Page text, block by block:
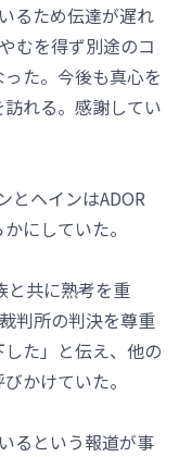
るため伝達が遅れ
むを得ず別途のコ
た。今後も真心を
れる。感謝してい
とヘインはADOR
にしていた。
と共に熟考を重
判所の判決を尊重
た」と伝え、他の
かけていた。
るという報道が事